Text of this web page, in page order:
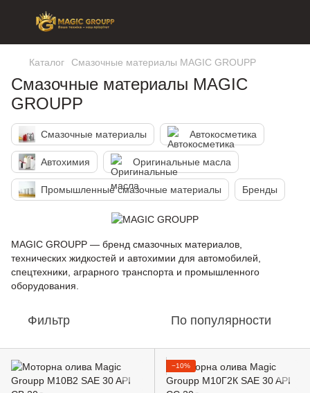
Каталог Смазочные материалы MAGIC GROUPP
Смазочные материалы MAGIC
GROUPP
Смазочные материалы Автокосметика
Автохимия Оригинальные масла
Промышленные смазочные материалы Бренды
MAGIC GROUPP — бренд смазочных материалов,
технических жидкостей и автохимии для автомобилей,
спецтехники, аграрного транспорта и промышленного
оборудования.
Фильтр По популярности
−10%